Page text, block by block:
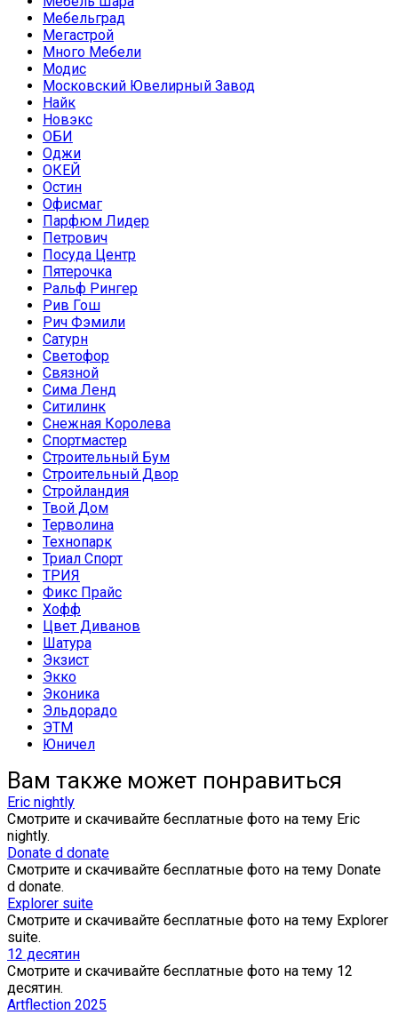
Мебельград
Мегастрой
Много Мебели
Модис
Московский Ювелирный Завод
Найк
Новэкс
ОБИ
Оджи
ОКЕЙ
Остин
Офисмаг
Парфюм Лидер
Петрович
Посуда Центр
Пятерочка
Ральф Рингер
Рив Гош
Рич Фэмили
Сатурн
Светофор
Связной
Сима Ленд
Ситилинк
Снежная Королева
Спортмастер
Строительный Бум
Строительный Двор
Стройландия
Твой Дом
Терволина
Технопарк
Триал Спорт
ТРИЯ
Фикс Прайс
Хофф
Цвет Диванов
Шатура
Экзист
Экко
Эконика
Эльдорадо
ЭТМ
Юничел
Вам также может понравиться
Eric nightly
Смотрите и скачивайте бесплатные фото на тему Eric
nightly.
Donate d donate
Смотрите и скачивайте бесплатные фото на тему Donate
d donate.
Explorer suite
Смотрите и скачивайте бесплатные фото на тему Explorer
suite.
12 десятин
Смотрите и скачивайте бесплатные фото на тему 12
десятин.
Artflection 2025